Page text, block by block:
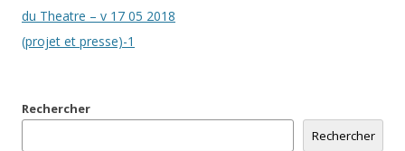
des
articles
du Theatre – v 17 05 2018
(projet et presse)-1
Rechercher
Rechercher